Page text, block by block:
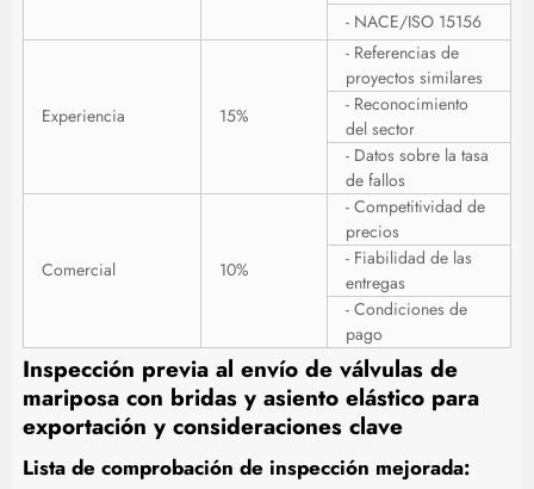
- NACE/ISO 15156
Experiencia 15%
- Referencias de
proyectos similares
- Reconocimiento
del sector
- Datos sobre la tasa
de fallos
Comercial 10%
- Competitividad de
precios
- Fiabilidad de las
entregas
- Condiciones de
pago
Inspección previa al envío de válvulas de
mariposa con bridas y asiento elástico para
exportación y consideraciones clave
Lista de comprobación de inspección mejorada: